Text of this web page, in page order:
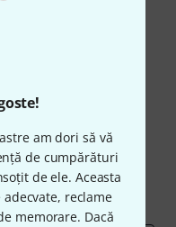
am dori să vă
de cumpărături
de ele. Aceasta
reclame
memorare. Dacă
în limba
unul dintre
Oferte